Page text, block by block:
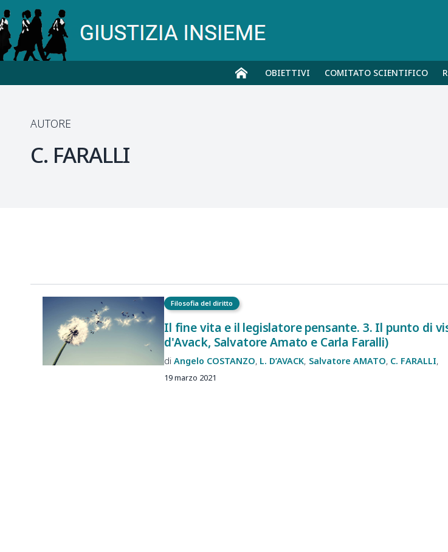
OBIETTIVI COMITATO SCIENTIFICO
AUTORE
C. FARALLI
Filosofia del diritto
Il fine vita e il legislatore pensante. 3. Il punto di
d'Avack, Salvatore Amato e Carla Faralli)
Angelo COSTANZO L. D’AVACK Salvatore AMATO C. FARALLI
19 marzo 2021